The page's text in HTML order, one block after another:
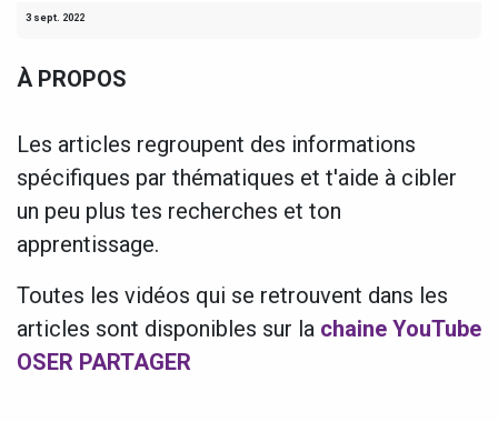
3 sept. 2022
À PROPOS
Les articles regroupent des informations
spécifiques par thématiques et t'aide à cibler
un peu plus tes recherches et ton
apprentissage.
Toutes les vidéos qui se retrouvent dans les
articles sont disponibles sur la chaine YouTube
OSER PARTAGER